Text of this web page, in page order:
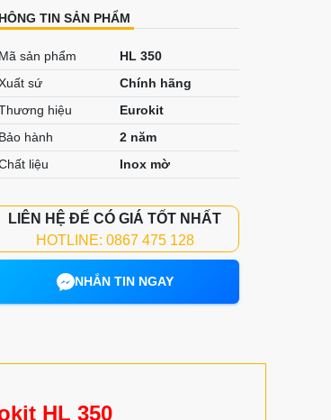
TIN SẢN PHẨM
Mã sản phẩm
HL 350
sứ
Chính hãng
hiệu
Eurokit
Bảo hành
2 năm
liệu
Inox mờ
LIÊN HỆ ĐỂ CÓ GIÁ TỐT NHẤT
HOTLINE: 0867 475 128
NHẮN TIN NGAY
HL 350